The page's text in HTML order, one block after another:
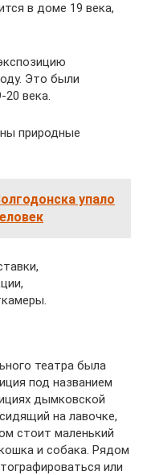
в доме 19 века,
Это были
века.
природные
упало
театра была
под названием
дымковской
на лавочке,
стоит маленький
и собака. Рядом
или